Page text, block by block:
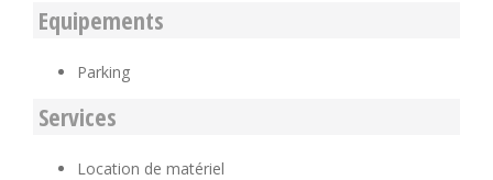
Equipements
Parking
Services
Location de matériel